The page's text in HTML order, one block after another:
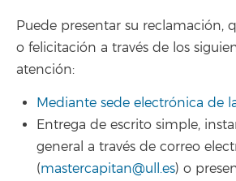
Puede presentar su reclamación,
o felicitación a través de los
atención:
Mediante sede electrónica de
Entrega de escrito simple,
general a través de correo
(mastercapitan@ull.es) o